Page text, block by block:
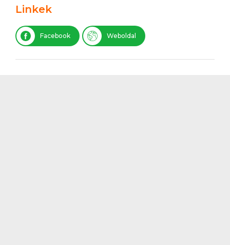
Linkek
Facebook Weboldal